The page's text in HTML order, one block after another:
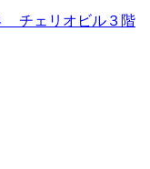
チェリオビル３階